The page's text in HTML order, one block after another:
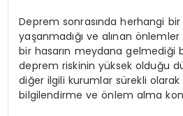
Deprem sonrasında herhangi
yaşanmadığı ve alınan
bir hasarın meydana gelmediği
deprem riskinin yüksek olduğu
diğer ilgili kurumlar sürekli olarak
bilgilendirme ve önlem alma